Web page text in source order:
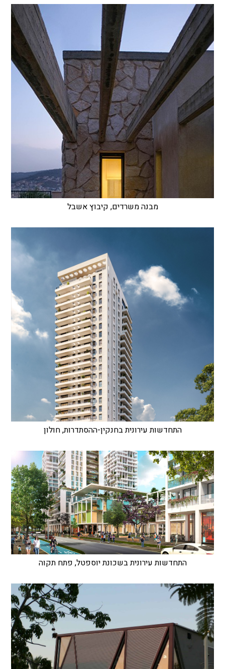
מבנה משרדים, קיבוץ אשבל
התחדשות עירונית בחנקין-ההסתדרות, חולון
התחדשות עירונית בשכונת יוספטל, פתח תקוה